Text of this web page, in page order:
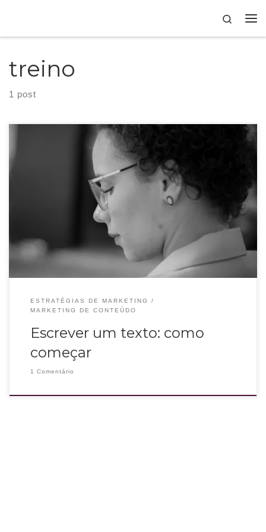
Search
treino
1 post
Escrever um texto exige habilidade e concentração. Pode ser uma tarefa
fácil ou desafiadora e isso depende apenas de você. Quando sento para
escrever, eu sempre penso na pessoa que lerá o texto. O que irá fazer sentido
para ela e como eu posso ser clara e objetiva ao mesmo
ESTRATÉGIAS DE MARKETING
MARKETING DE CONTEÚDO
Escrever um texto: como
começar
1 Comentário